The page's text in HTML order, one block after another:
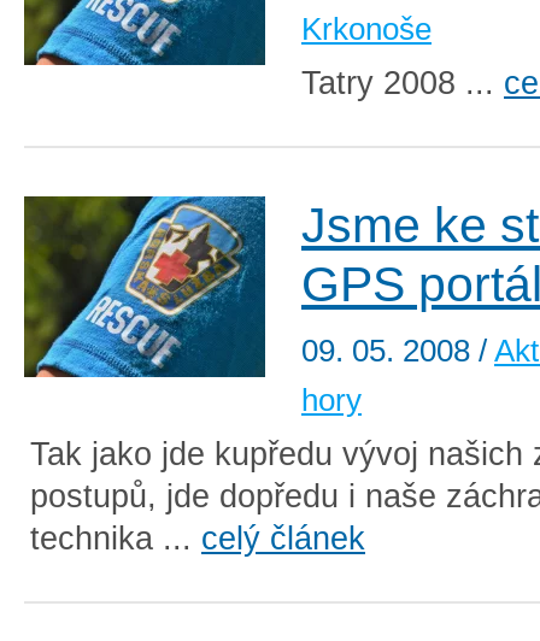
Krkonoše
Tatry 2008 ...
Jsme ke
GPS
09. 05. 2008 /
hory
Tak jako jde kupředu vývoj našich
postupů, jde dopředu i naše
technika ... celý článek